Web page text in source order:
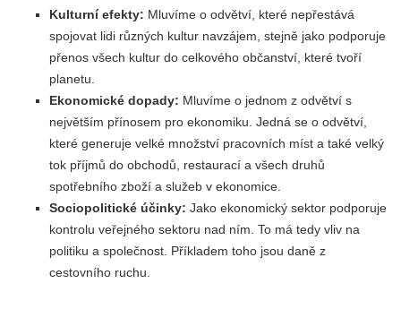
Kulturní efekty: Mluvíme o odvětví, které nepřestává
spojovat lidi různých kultur navzájem, stejně jako podporuje
přenos všech kultur do celkového občanství, které tvoří
planetu.
Ekonomické dopady: Mluvíme o jednom z odvětví s
největším přínosem pro ekonomiku. Jedná se o odvětví,
které generuje velké množství pracovních míst a také velký
tok příjmů do obchodů, restaurací a všech druhů
spotřebního zboží a služeb v ekonomice.
Sociopolitické účinky: Jako ekonomický sektor podporuje
kontrolu veřejného sektoru nad ním. To má tedy vliv na
politiku a společnost. Příkladem toho jsou daně z
cestovního ruchu.